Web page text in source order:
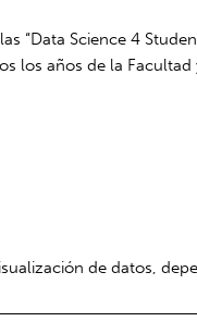
Science 4
los años de la
de datos,